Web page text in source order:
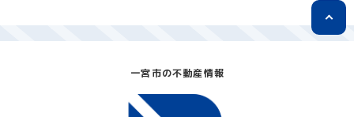
一宮市の不動産情報